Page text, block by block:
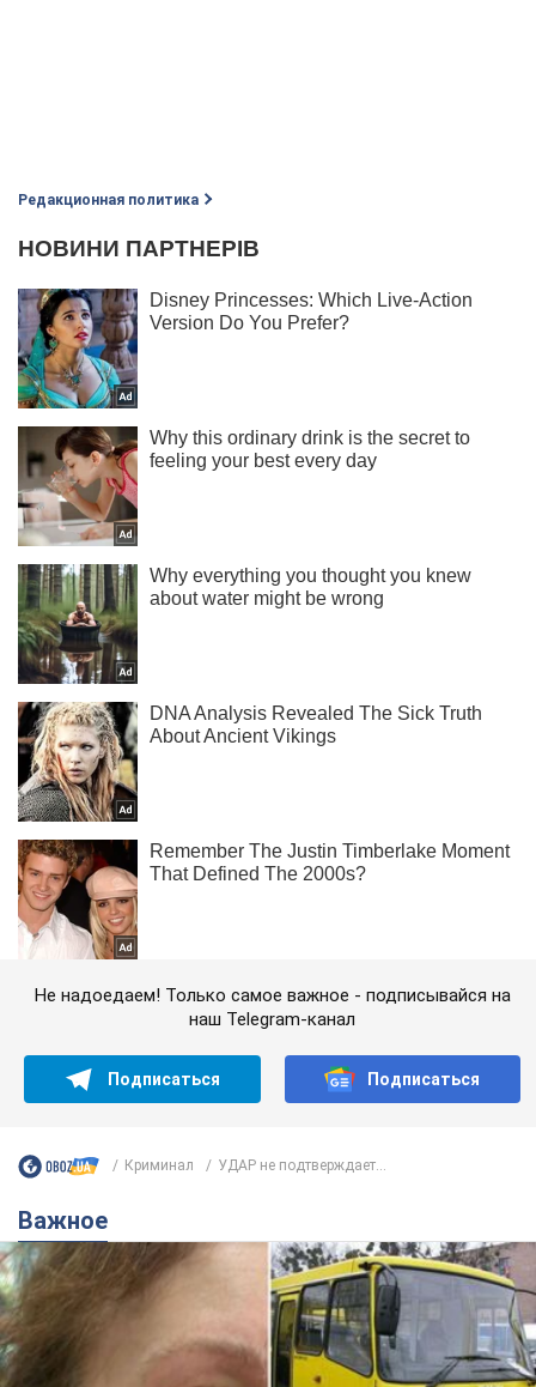
Редакционная политика
Не надоедаем! Только самое важное - подписывайся на
наш Telegram-канал
Подписаться Подписаться
Криминал УДАР не подтверждает...
Важное